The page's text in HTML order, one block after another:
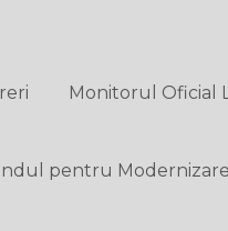
Monitorul Oficial
pentru Modernizare